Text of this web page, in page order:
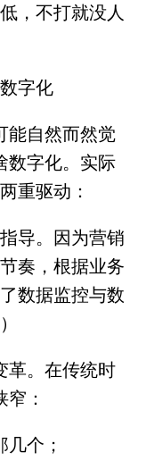
，不打就没人
字化
能自然而然觉
数字化。实际
重驱动：
导。因为营销
奏，根据业务
数据监控与数
革。在传统时
：
个；